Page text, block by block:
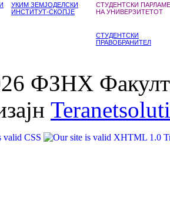
УКИМ ЗЕМЈОДЕЛСКИ
ИНСТИТУТ-СКОПЈЕ
СТУДЕНТСКИ
НА УНИВЕРЗИТЕТОТ
СТУДЕНТСКИ
ПРАВОБРАНИТЕЛ
ФЗНХ